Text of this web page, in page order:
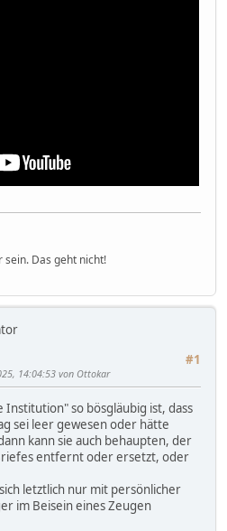
Das geht nicht!
#1
14:04:53 von Ottokar
so bösgläubig ist, dass
sei leer gewesen oder hätte
kann sie auch behaupten, der
entfernt oder ersetzt, oder
letztlich nur mit persönlicher
im Beisein eines Zeugen